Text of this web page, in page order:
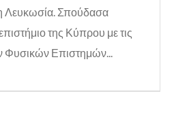
Λευκωσία. Σπούδασα
της Κύπρου με τις
Φυσικών Επιστημών...